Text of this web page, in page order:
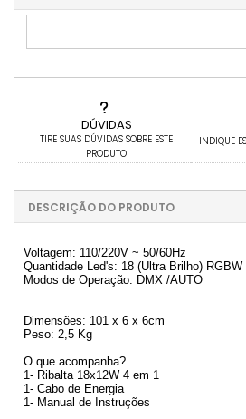
DÚVIDAS
TIRE SUAS DÚVIDAS SOBRE ESTE
PRODUTO
INDIQUE
3x com juros de R$ 144,60
5x com juros de R$ 90,24
6x com juros de R$ 76,24
DESCRIÇÃO DO PRODUTO
Voltagem: 110/220V ~ 50/60Hz
Quantidade Led's: 18 (Ultra Brilho) RGBW
Modos de Operação: DMX /AUTO
Dimensões: 101 x 6 x 6cm
Peso: 2,5 Kg
O que acompanha?
1- Ribalta 18x12W 4 em 1
1- Cabo de Energia
1- Manual de Instruções